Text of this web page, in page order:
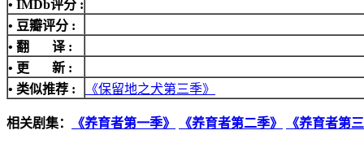
• IMDb评分 :
• 豆瓣评分 :
• 翻 译 :
• 更 新 :
• 类似推荐 :
《保留地之犬第三季》
相关剧集： 《养育者第一季》 《养育者第二季》 《养育者第三